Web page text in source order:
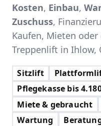
Kosten, Einbau,
Zuschuss,
Kaufen, Mieten
Treppenlift in Ihlow,
Sitzlift
Pflegekasse bis
Miete & gebraucht
Wartung